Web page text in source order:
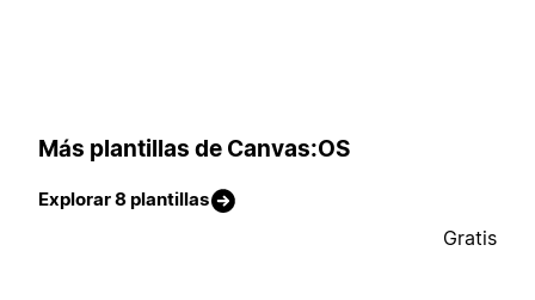
Más plantillas de Canvas:OS
Explorar 8 plantillas
Gratis